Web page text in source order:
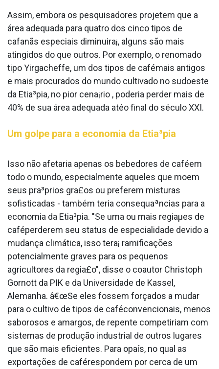
Assim, embora os pesquisadores projetem que a
área adequada para quatro dos cinco tipos de
cafanãs especiais diminuira¡, alguns são mais
atingidos do que outros. Por exemplo, o renomado
tipo Yirgacheffe, um dos tipos de cafémais antigos
e mais procurados do mundo cultivado no sudoeste
da Etia³pia, no pior cena¡rio , poderia perder mais de
40% de sua área adequada atéo final do século XXI.
Um golpe para a economia da Etia³pia
Isso não afetaria apenas os bebedores de caféem
todo o mundo, especialmente aqueles que moem
seus pra³prios gra£os ou preferem misturas
sofisticadas - também teria consequaªncias para a
economia da Etia³pia. "Se uma ou mais regiaµes de
caféperderem seu status de especialidade devido a
mudança climática, isso tera¡ ramificações
potencialmente graves para os pequenos
agricultores da regia£o", disse o coautor Christoph
Gornott da PIK e da Universidade de Kassel,
Alemanha. â€œSe eles fossem forçados a mudar
para o cultivo de tipos de caféconvencionais, menos
saborosos e amargos, de repente competiriam com
sistemas de produção industrial de outros lugares
que são mais eficientes. Para opaís, no qual as
exportações de caférespondem por cerca de um